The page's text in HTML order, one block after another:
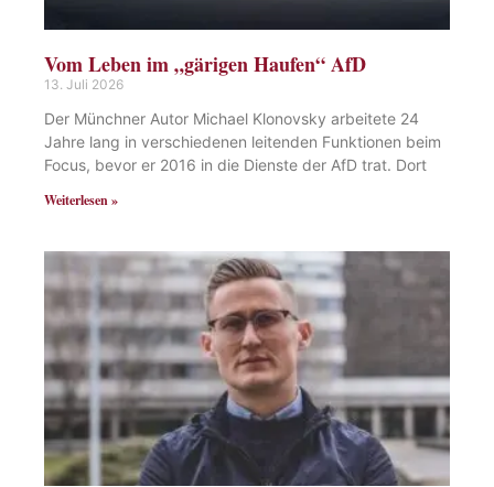
Vom Leben im „gärigen Haufen“ AfD
13. Juli 2026
Der Münchner Autor Michael Klonovsky arbeitete 24
Jahre lang in verschiedenen leitenden Funktionen beim
Focus, bevor er 2016 in die Dienste der AfD trat. Dort
Weiterlesen »